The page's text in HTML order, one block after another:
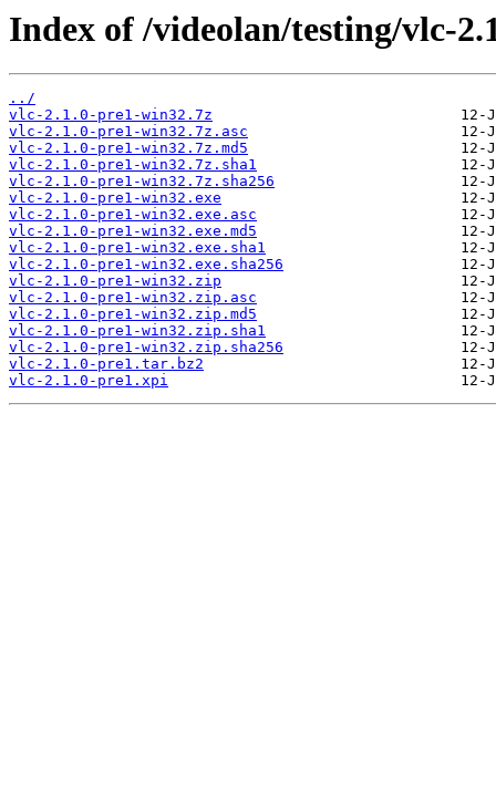
Index of /videolan/testing/vlc-
../
vlc-2.1.0-pre1-win32.7z
vlc-2.1.0-pre1-win32.7z.asc
vlc-2.1.0-pre1-win32.7z.md5
vlc-2.1.0-pre1-win32.7z.sha1
vlc-2.1.0-pre1-win32.7z.sha256
vlc-2.1.0-pre1-win32.exe
vlc-2.1.0-pre1-win32.exe.asc
vlc-2.1.0-pre1-win32.exe.md5
vlc-2.1.0-pre1-win32.exe.sha1
vlc-2.1.0-pre1-win32.exe.sha256
vlc-2.1.0-pre1-win32.zip
vlc-2.1.0-pre1-win32.zip.asc
vlc-2.1.0-pre1-win32.zip.md5
vlc-2.1.0-pre1-win32.zip.sha1
vlc-2.1.0-pre1-win32.zip.sha256
vlc-2.1.0-pre1.tar.bz2
vlc-2.1.0-pre1.xpi